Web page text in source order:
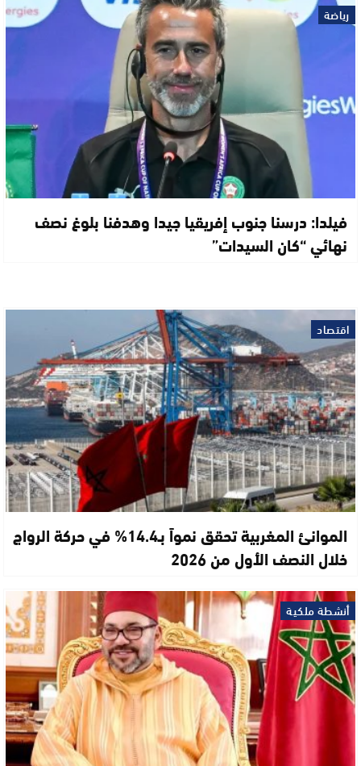
رياضة
فيلدا: درسنا جنوب إفريقيا جيدا وهدفنا بلوغ نصف
نهائي “كان السيدات”
اقتصاد
الموانئ المغربية تحقق نمواً بـ14.4% في حركة الرواج
خلال النصف الأول من 2026
أنشطة ملكية